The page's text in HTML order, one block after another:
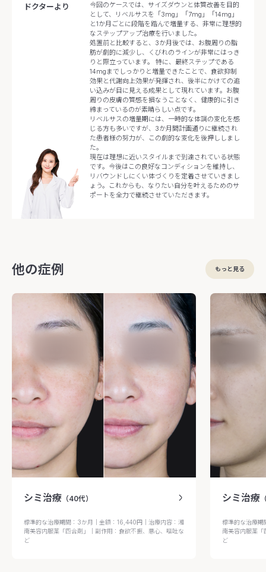
ドクターより
今回のケースでは、サイズダウンと体質改善を目的
として、リベルサスを「3mg」「7mg」「14mg」
と1か月ごとに段階を踏んで増量する、非常に理想的
なステップアップ治療を行いました。
処置前と比較すると、3か月後では、お腹周りの脂
肪が劇的に減少し、くびれのラインが非常にはっき
りと際立っています。 特に、最終ステップである
14mgまでしっかりと増量できたことで、食欲抑制
効果と代謝向上効果が発揮され、後半にかけての追
い込みが目に見える成果として現れています。お腹
周りの皮膚の質感を損なうことなく、健康的に引き
締まっているのが素晴らしい点です。
リベルサスの増量期には、一時的な体調の変化を感
じる方も多いですが、3か月間計画通りに継続され
た患者様の努力が、この劇的な変化を後押ししまし
た。
現在は理想に近いスタイルまで到達されている状態
です。今後はこの良好なコンディションを維持し、
リバウンドしにくい体づくりを定着させていきまし
ょう。これからも、なりたい自分を叶えるためのサ
ポートを全力で継続させていただきます。
他の症例 もっと見る
シミ治療 （40代）
標準的な治療期間：3か月｜金額：16,440円｜治療内容：湘
南美容内服薬「四合剤」｜副作用：食欲不振、悪心、嘔吐な
ど
シミ治療
標準的な治療
南美容内服薬「
ど